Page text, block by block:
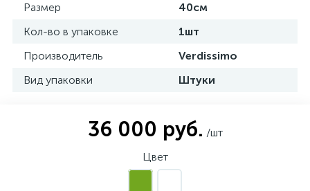
Размер
40см
Кол-во в упаковке
1шт
Производитель
Verdissimo
Вид упаковки
Штуки
36 000 руб. /шт
Цвет